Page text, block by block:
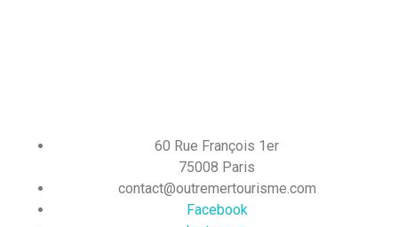
60 Rue François 1er
75008 Paris
contact@outremertourisme.com
Facebook